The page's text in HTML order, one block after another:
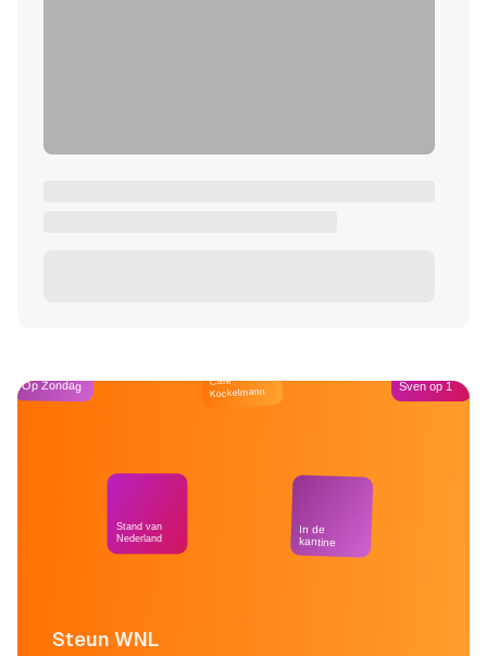
Steun WNL
Op Zondag
Stand van
Nederland
Café
Kockelmann
In de
kantine
Sven op 1